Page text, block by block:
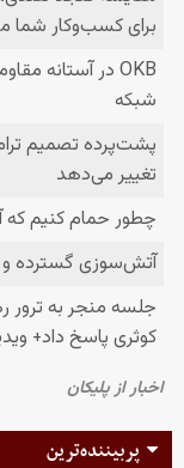
پربیننده‌ترین